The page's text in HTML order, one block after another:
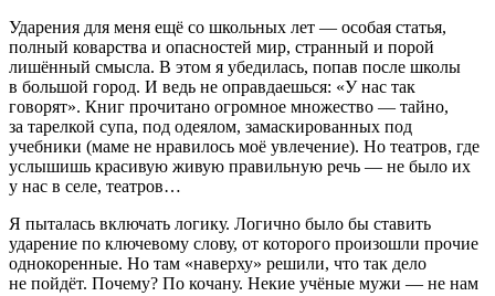
Ударения для меня ещё со школьных лет — особая статья,
полный коварства и опасностей мир, странный и порой
лишённый смысла. В этом я убедилась, попав после школы
в большой город. И ведь не оправдаешься: «У нас так
говорят». Книг прочитано огромное множество — тайно,
за тарелкой супа, под одеялом, замаскированных под
учебники (маме не нравилось моё увлечение). Но театров, где
услышишь красивую живую правильную речь — не было их
у нас в селе, театров…
Я пыталась включать логику. Логично было бы ставить
ударение по ключевому слову, от которого произошли прочие
однокоренные. Но там «наверху» решили, что так дело
не пойдёт. Почему? По кочану. Некие учёные мужи — не нам